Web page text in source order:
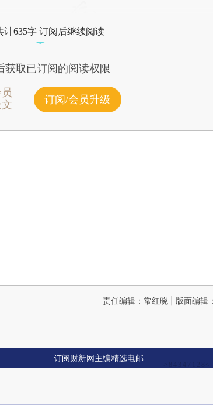
计635字 订阅后继续阅读
获取已订阅的阅读权限
订阅/会员升级
责任编辑：常红晓 | 版面编辑
订阅财新网主编精选电邮